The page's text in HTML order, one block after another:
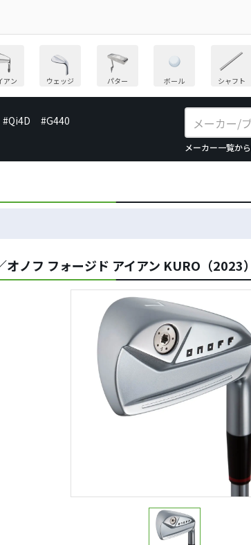
アン ウェッジ パター ボール シャフト
#Qi4D #G440
メーカー一覧か
ノフ フォージド アイアン KURO（2023